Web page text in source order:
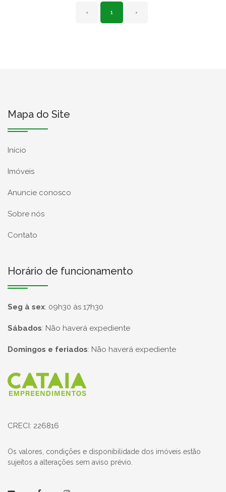
‹ 1 ›
Mapa do Site
Início
Imóveis
Anuncie conosco
Sobre nós
Contato
Horário de funcionamento
Seg à sex: 09h30 às 17h30
Sábados: Não haverá expediente
Domingos e feriados: Não haverá expediente
Página inicial
CRECI: 226816
Os valores, condições e disponibilidade dos imóveis estão
sujeitos a alterações sem aviso prévio.